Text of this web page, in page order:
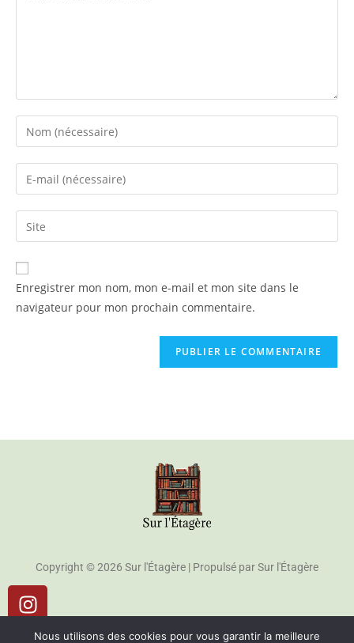
Enregistrer mon nom, mon e-mail et mon site dans le
navigateur pour mon prochain commentaire.
Copyright © 2026 Sur l'Étagère | Propulsé par Sur l'Étagère
Nous utilisons des cookies pour vous garantir la meilleure